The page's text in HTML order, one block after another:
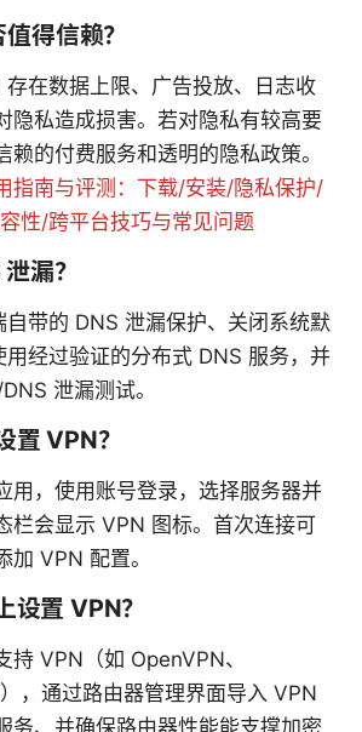
得信赖？
在数据上限、广告投放、日志收
隐私造成损害。若对隐私有较高要
赖的付费服务和透明的隐私政策。
指南与评测：下载/安装/隐私保护/
性/跨平台技巧与常见问题
漏？
带的 DNS 泄漏保护、关闭系统默
经过验证的分布式 DNS 服务，并
泄漏测试。
置 VPN？
用，使用账号登录，选择服务器并
栏会显示 VPN 图标。首次连接可
加 VPN 配置。
设置 VPN？
持 VPN（如 OpenVPN、
，通过路由器管理界面导入 VPN